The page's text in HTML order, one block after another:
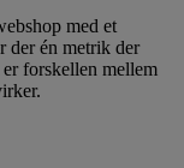
med et
der én metrik der
forskellen mellem